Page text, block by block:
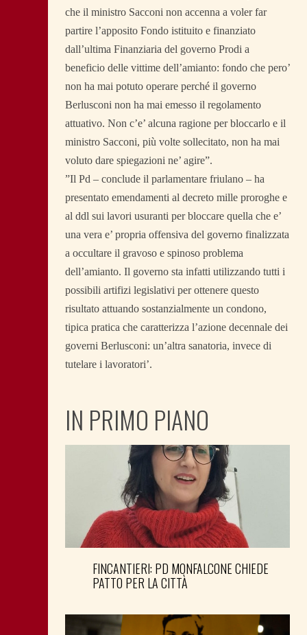
che il ministro Sacconi non accenna a voler far
partire l’apposito Fondo istituito e finanziato
dall’ultima Finanziaria del governo Prodi a
beneficio delle vittime dell’amianto: fondo che pero’
non ha mai potuto operare perché il governo
Berlusconi non ha mai emesso il regolamento
attuativo. Non c’e’ alcuna ragione per bloccarlo e il
ministro Sacconi, più volte sollecitato, non ha mai
voluto dare spiegazioni ne’ agire”.
”Il Pd – conclude il parlamentare friulano – ha
presentato emendamenti al decreto mille proroghe e
al ddl sui lavori usuranti per bloccare quella che e’
una vera e’ propria offensiva del governo finalizzata
a occultare il gravoso e spinoso problema
dell’amianto. Il governo sta infatti utilizzando tutti i
possibili artifizi legislativi per ottenere questo
risultato attuando sostanzialmente un condono,
tipica pratica che caratterizza l’azione decennale dei
governi Berlusconi: un’altra sanatoria, invece di
tutelare i lavoratori’.
IN PRIMO PIANO
FINCANTIERI: PD MONFALCONE CHIEDE
PATTO PER LA CITTÀ